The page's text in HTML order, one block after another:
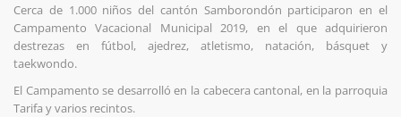
Cerca de 1.000 niños del cantón Samborondón participaron en el
Campamento Vacacional Municipal 2019, en el que adquirieron
destrezas en fútbol, ajedrez, atletismo, natación, básquet y
taekwondo.
El Campamento se desarrolló en la cabecera cantonal, en la parroquia
Tarifa y varios recintos.